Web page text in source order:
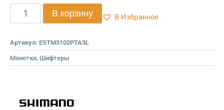
В корзину В Избранное
Артикул: ESTM3102PTA3L
Манетки, Шифтеры